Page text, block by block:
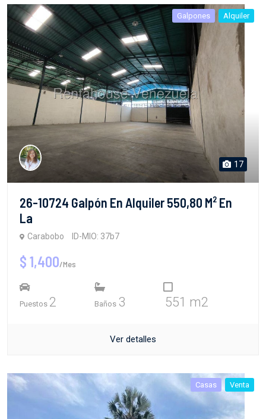
Galpones Alquiler
17
26-10724 Galpón En Alquiler 550,80 M² En
La
Carabobo ID-MIO: 37b7
$ 1,400/Mes
Puestos 2 Baños 3 551 m2
Ver detalles
Casas Venta